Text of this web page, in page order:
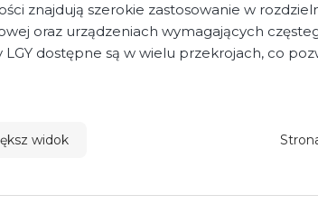
znajdują szerokie zastosowanie w
oraz urządzeniach wymagających
LGY dostępne są w wielu przekrojach, co
widok